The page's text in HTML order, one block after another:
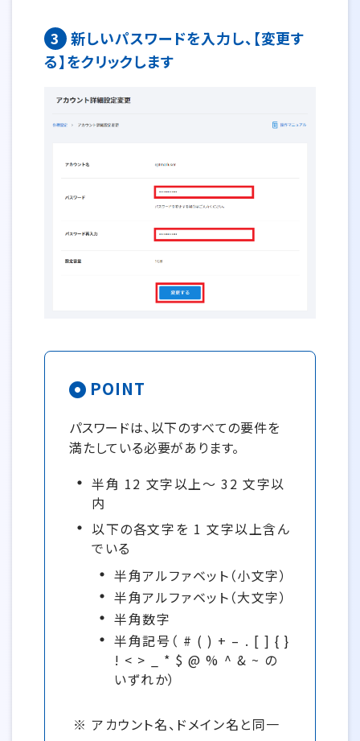
3
新しいパスワードを入力し、【変更す
る】をクリックします
POINT
パスワードは、以下のすべての要件を
満たしている必要があります。
半角 12 文字以上～ 32 文字以
内
以下の各文字を 1 文字以上含ん
でいる
半角アルファベット（小文字）
半角アルファベット（大文字）
半角数字
半角記号（ # ( ) + – . [ ] { }
! < > _ * $ @ % ^ & ~ の
いずれか）
アカウント名、ドメイン名と同一